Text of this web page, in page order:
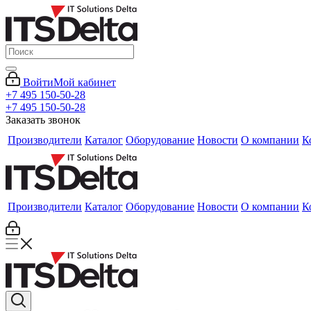
ВойтиМой кабинет
+7 495 150-50-28
+7 495 150-50-28
Заказать звонок
Производители Каталог Оборудование Новости О компании
Производители Каталог Оборудование Новости О компании